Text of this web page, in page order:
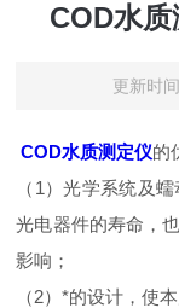
COD水
更新时
COD水质测定仪的
（1）光学系统及
光电器件的寿命，
影响；
（2）*的设计，使